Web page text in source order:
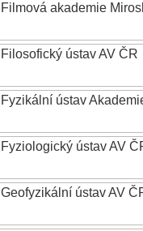
Filmová akademie
Filosofický ústav AV ČR
Fyzikální ústav
Fyziologický ústav AV
Geofyzikální ústav AV